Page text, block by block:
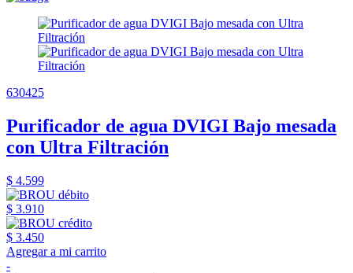
630425
Purificador de agua DVIGI Bajo mesada
con Ultra Filtración
$ 4.599
$ 3.910
$ 3.450
Agregar a mi carrito
-